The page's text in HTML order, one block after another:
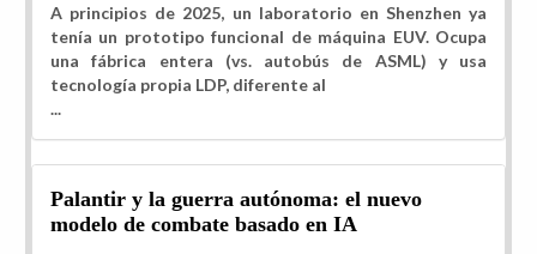
A principios de 2025, un laboratorio en Shenzhen ya
tenía un prototipo funcional de máquina EUV. Ocupa
una fábrica entera (vs. autobús de ASML) y usa
tecnología propia LDP, diferente al
...
Palantir y la guerra autónoma: el nuevo
modelo de combate basado en IA